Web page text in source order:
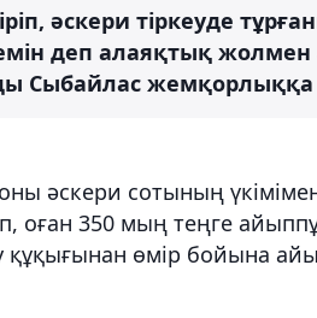
әскери тіркеуде
деп алаяқтық
Сыбайлас
әскери сотының
оған 350 мың теңге
құқығынан өмір бойына